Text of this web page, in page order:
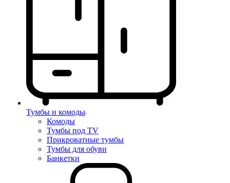
Тумбы и комоды
Комоды
Тумбы под TV
Прикроватные тумбы
Тумбы для обуви
Банкетки